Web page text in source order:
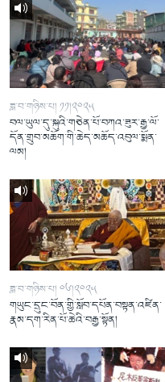
ཟླ་བ་གཉིས་པ། ༡༡།༢༠༢༥
བལ་ཡུལ་དུ་སྐུའི་གཅེན་པོ་བཀའ་ཟུར་རྒྱ་ལོ་
དོན་གྲུབ་མཆོག་གི་ཆེད་མཆོད་འབུལ་སྨོན་
ལམ།
ཟླ་བ་གཉིས་པ། ༠༦།༢༠༢༥
གཡུང་དྲུང་བོན་གྱི་སློབ་དཔོན་བསྟན་འཛིན་
རྣམ་དག་རིན་པོ་ཆེའི་བརྒྱ་སྟོན།